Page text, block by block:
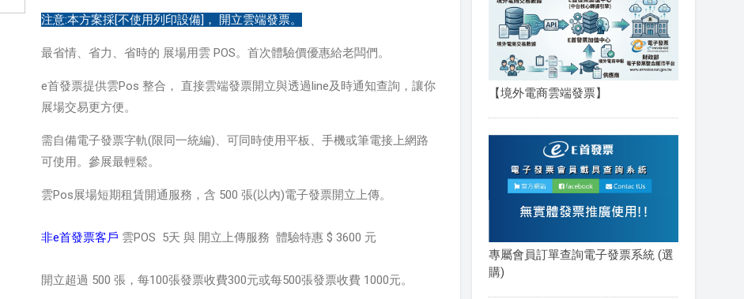
注意:本方案採[不使用列印設備]， 開立雲端發票。
最省情、省力、省時的 展場用雲 POS。首次體驗價優惠給老闆們。
e首發票提供雲Pos 整合， 直接雲端發票開立與透過line及時通知查詢，讓你
展場交易更方便。
需自備電子發票字軌(限同一統編)、可同時使用平板、手機或筆電接上網路
可使用。參展最輕鬆。
雲Pos展場短期租賃開通服務，含 500 張(以內)電子發票開立上傳。
非e首發票客戶 雲POS 5天 與 開立上傳服務 體驗特惠 $ 3600 元
開立超過 500 張，每100張發票收費300元或每500張發票收費 1000元。
【境外電商雲端發票】
專屬會員訂單查詢電子發票系統 (選
購)